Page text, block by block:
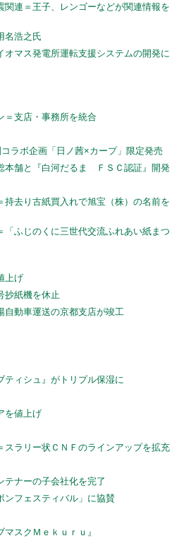
関連＝王子、レンゴーなどが関連情報を
名浩之氏
オマス発電所運転支援システムの開発に
＝支店・事務所を統合
コラボ企画「日ノ茜×カープ」限定発売
本舗と『白河だるま ＦＳＣ認証』開発
持去り古紙買入れで旭宝（株）の名前を
「ふじのくに三世代交流ふれあい紙まつ
上げ
抄紙機を休止
自動車運送の京都支店が竣工
ティシュ』がトリプル保湿に
を値上げ
スラリー状ＣＮＦのラインアップを拡充
テナーの子会社化を完了
ンフェスティバル」に協賛
スクＭｅｋｕｒｕ』